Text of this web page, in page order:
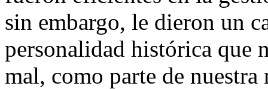
sin embargo, le dieron un
personalidad histórica que
mal, como parte de